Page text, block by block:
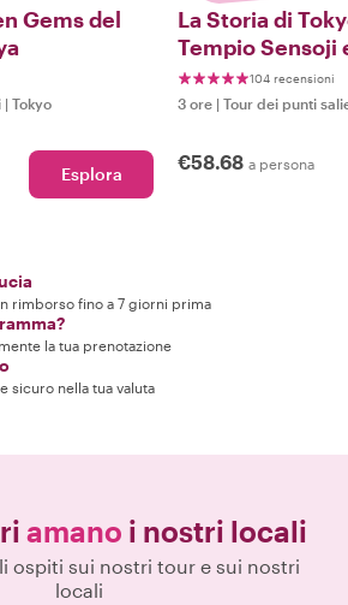
Gems del
| Tokyo
Esplora
La Storia di
Tempio Sensoji
Asakusa104 recensioni
3 ore | Tour dei punti
€58.68 a persona
rimborso fino a 7 giorni prima
la tua prenotazione
sicuro nella tua valuta
amano i nostri locali
ospiti sui nostri tour e sui nostri
locali